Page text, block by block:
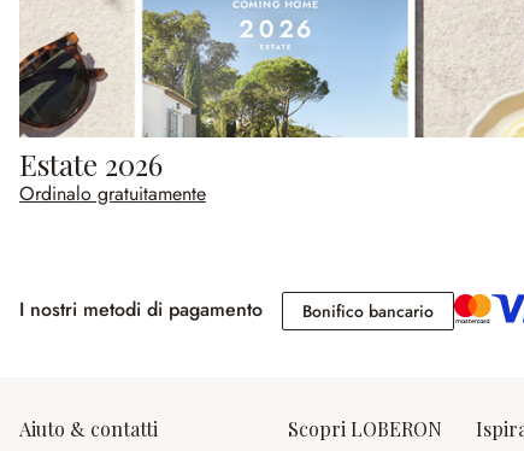
Estate 2026
Ordinalo gratuitamente
I nostri metodi di pagamento Bonifico bancarioBonifico
Aiuto & contatti Scopri LOBERON